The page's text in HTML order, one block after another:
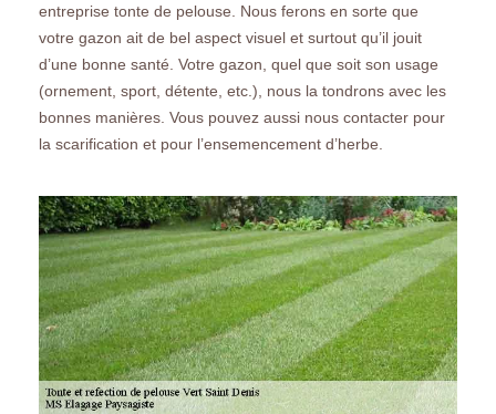
entreprise tonte de pelouse. Nous ferons en sorte que
votre gazon ait de bel aspect visuel et surtout qu’il jouit
d’une bonne santé. Votre gazon, quel que soit son usage
(ornement, sport, détente, etc.), nous la tondrons avec les
bonnes manières. Vous pouvez aussi nous contacter pour
la scarification et pour l’ensemencement d’herbe.